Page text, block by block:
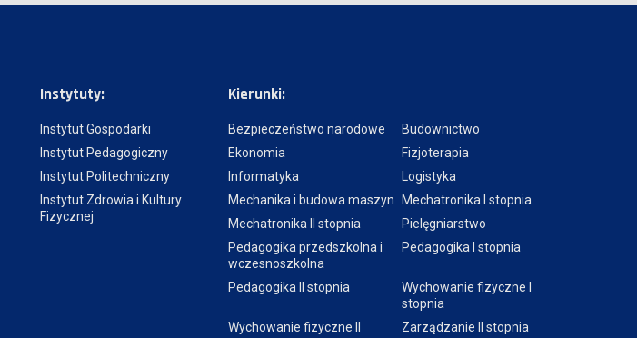
Instytuty:
Instytut Gospodarki
Instytut Pedagogiczny
Instytut Politechniczny
Instytut Zdrowia i Kultury
Fizycznej
Kierunki:
Bezpieczeństwo narodowe
Budownictwo
Ekonomia
Fizjoterapia
Informatyka
Logistyka
Mechanika i budowa maszyn
Mechatronika I stopnia
Mechatronika II stopnia
Pielęgniarstwo
Pedagogika przedszkolna i
wczesnoszkolna
Pedagogika I stopnia
Pedagogika II stopnia
Wychowanie fizyczne I
stopnia
Wychowanie fizyczne II
Zarządzanie II stopnia